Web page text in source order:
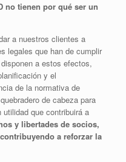
no tienen por qué ser un
a nuestros clientes a
legales que han de cumplir
a estos efectos,
y el
de la normativa de
de cabeza para
utilidad que contribuirá a
y libertades de socios,
a reforzar la